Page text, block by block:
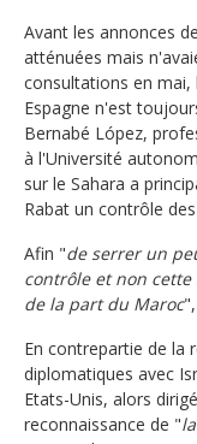
Avant les annonces
atténuées mais
consultations en mai,
Espagne n'est
Bernabé López,
à l'Université
sur le Sahara a
Rabat un contrôle
Afin "de serrer un
contrôle et non
de la part du Maroc
En contrepartie de la
diplomatiques avec
Etats-Unis, alors
reconnaissance de "